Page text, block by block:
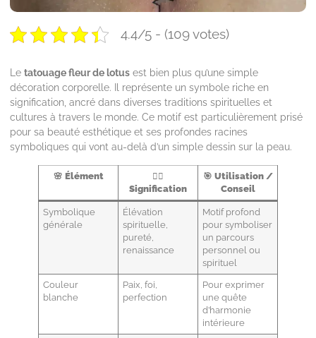
4.4/5 - (109 votes)
Le tatouage fleur de lotus est bien plus qu’une simple
décoration corporelle. Il représente un symbole riche en
signification, ancré dans diverses traditions spirituelles et
cultures à travers le monde. Ce motif est particulièrement prisé
pour sa beauté esthétique et ses profondes racines
symboliques qui vont au-delà d’un simple dessin sur la peau.
🌸 Élément
🧘‍♀️
Signification
🎯 Utilisation /
Conseil
Symbolique
générale
Élévation
spirituelle,
pureté,
renaissance
Motif profond
pour symboliser
un parcours
personnel ou
spirituel
Couleur
blanche
Paix, foi,
perfection
Pour exprimer
une quête
d’harmonie
intérieure